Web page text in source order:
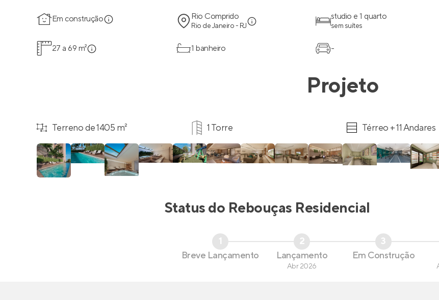
Em construção Rio Comprido
Rio de Janeiro - RJ
studio e 1 quarto
sem suítes
27 a 69 m² 1 banheiro -
Projeto
Terreno de 1405 m² 1 Torre Térreo + 11 Andares
Status do Rebouças Residencial
1
Breve Lançamento
2
Lançamento
Abr 2026
3
Em Construção